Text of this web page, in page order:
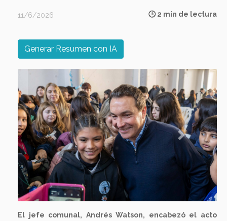
11/6/2026 🕒 2 min de lectura
Generar Resumen con IA
Previous Next
El jefe comunal, Andrés Watson, encabezó el acto